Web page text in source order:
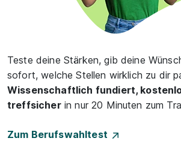
Teste deine Stärken, gib deine
sofort, welche Stellen wirklich zu dir
Wissenschaftlich fundiert,
treffsicherin nur 20 Minuten zum
Zum Berufswahltest